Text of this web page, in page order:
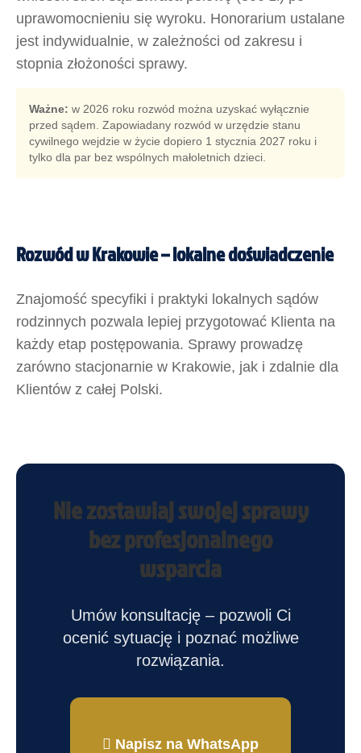
uprawomocnieniu się wyroku. Honorarium ustalane
jest indywidualnie, w zależności od zakresu i
stopnia złożoności sprawy.
Ważne: w 2026 roku rozwód można uzyskać wyłącznie
przed sądem. Zapowiadany rozwód w urzędzie stanu
cywilnego wejdzie w życie dopiero 1 stycznia 2027 roku i
tylko dla par bez wspólnych małoletnich dzieci.
Rozwód w Krakowie – lokalne doświadczenie
Znajomość specyfiki i praktyki lokalnych sądów
rodzinnych pozwala lepiej przygotować Klienta na
każdy etap postępowania. Sprawy prowadzę
zarówno stacjonarnie w Krakowie, jak i zdalnie dla
Klientów z całej Polski.
Nie zostawiaj swojej sprawy
bez profesjonalnego
wsparcia
Umów konsultację – pozwoli Ci
ocenić sytuację i poznać możliwe
rozwiązania.
Napisz na WhatsApp